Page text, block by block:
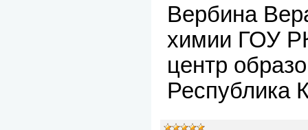
Вербина
химии ГОУ
центр
Республика